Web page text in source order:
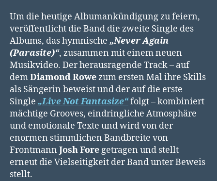
Um die heutige Albumankündigung zu feiern,
veröffentlicht die Band die zweite Single des
Albums, das hymnische „Never Again
(Parasite)“, zusammen mit einem neuen
Musikvideo. Der herausragende Track – auf
demDiamond Rowezum ersten Mal ihre Skills
als Sängerin beweist und der auf die erste
Single „Live Not Fantasize“folgt – kombiniert
mächtige Grooves, eindringliche Atmosphäre
und emotionale Texte und wird von der
enormen stimmlichen Bandbreite von
Frontmann Josh Foregetragen und stellt
erneut die Vielseitigkeit der Band unter Beweis
stellt.